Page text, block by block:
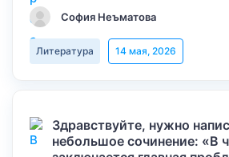
София Неъматова
Литература 14 мая, 2026
Здравствуйте, нужно
небольшое сочинение: «В